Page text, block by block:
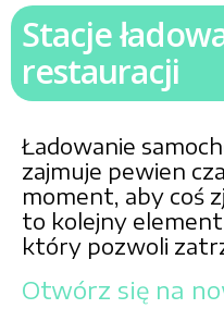
Stacje
restauracji
Ładowanie
zajmuje pewien
moment, aby coś
to kolejny
który pozwoli
Otwórz się na